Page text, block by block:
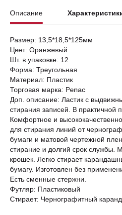
Описание
Размер: 13,5*18,5*125мм
Цвет: Оранжевый
Шт. в упаковке: 12
Форма: Треугольная
Материал: Пластик
Торговая марка: Penac
Доп. описание: Ластик с
стирания записей. В практичной
Комфортное и
для стирания линий от
бумаги и матовой чертежной
стирание и долгий срок службы.
крошек. Легко стирает
бумагу. Изготовлен без
Есть сменные стержни.
Футляр: Пластиковый
Стирает: Чернографитный